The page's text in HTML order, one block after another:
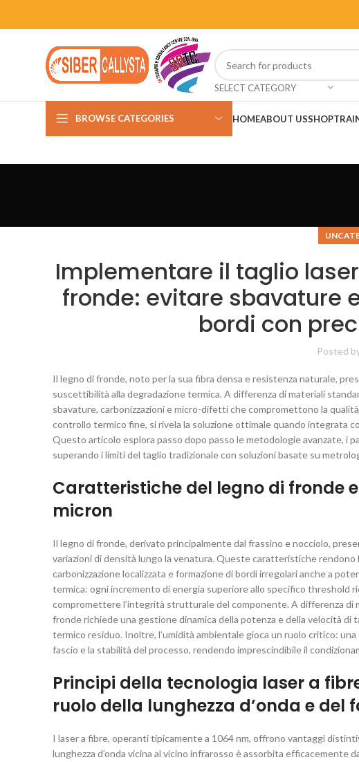
SELECT CATEGORY
BROWSE CATEGORIES HOMEABOUT USSHOP
Implementare il taglio
fronde: evitare sbavature
bordi con
Posted
Il legno di fronde, noto per la sua fibra densa e resistenza naturale,
suscettibilità alla degradazione termica. A differenza di materiali
sbavature, carbonizzazioni e micro-difetti che compromettono la
controllo termico fine, si rivela la soluzione ottimale quando integrata
Questo articolo esplora passo dopo passo le metodologie avanzate, i
superando i limiti del taglio tradizionale con soluzioni basate su
Caratteristiche del legno di fronde
micron
Il legno di fronde, derivato principalmente dal frassino e nocciolo,
variazioni di densità lungo la venatura. Queste caratteristiche rendono
carbonizzazione localizzata e formazione di bordi irregolari anche a
termica: ogni incremento di energia superiore allo specifico threshold
compromettere l’integrità strutturale del componente. A differenza di
fronde richiede una gestione dinamica della potenza e della velocità
termico residuo. Inoltre, l’umidità ambientale gioca un ruolo critico:
fascio e la stabilità del processo, rendendo imprescindibile il
Principi della tecnologia laser a
ruolo della lunghezza d’onda e del
I laser a fibre, operanti tipicamente a 1064 nm, offrono vantaggi
lunghezza d’onda vicina al vicino infrarosso è assorbita efficacemente